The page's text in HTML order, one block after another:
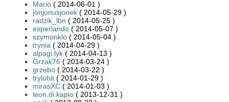
Mario ( 2014-06-01 )
jonjonusjonek ( 2014-05-29 )
radzik_lbn ( 2014-05-25 )
esperlando ( 2014-05-07 )
szymonklo ( 2014-05-04 )
trynia ( 2014-04-29 )
alpagi.lyk ( 2014-04-13 )
Grzak76 ( 2014-03-24 )
grzebo ( 2014-03-22 )
trylobit ( 2014-01-29 )
mirasXC ( 2014-01-03 )
leon.di.kapio ( 2013-12-31 )